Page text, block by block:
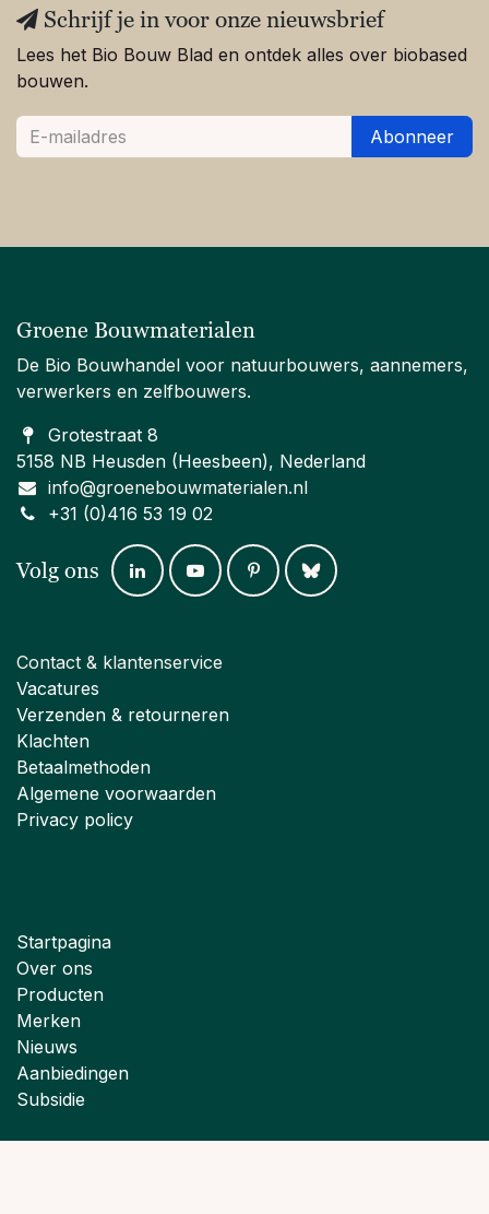
Schrijf je in voor onze nieuwsbrief
Lees het Bio Bouw Blad en ontdek alles over biobased
bouwen.
Abonneer
Groene Bouwmaterialen
De Bio Bouwhandel voor natuurbouwers, aannemers,
verwerkers en zelfbouwers.
Grotestraat 8
5158 NB Heusden (Heesbeen), Nederland
info@groenebouwmaterialen.nl
+31 (0)416 53 19 02
Volg ons
Contact & klantenservice
Vacatures
Verzenden & retourneren
Klachten
Betaalmethoden
Algemene voorwaarden
Privacy policy
Startpagina
Over ons
Producten
Merken
Nieuws
Aanbiedingen
Subsidie